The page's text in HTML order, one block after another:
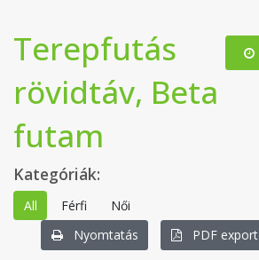
Terepfutás
rövidtáv, Beta
futam
Kategóriák:
All Férfi
Női
Nyomtatás
PDF export